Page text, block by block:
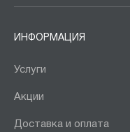
ИНФОРМАЦИЯ
Услуги
Акции
Доставка и оплата